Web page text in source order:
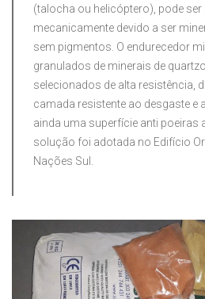
(talocha ou helicóptero), pode
mecanicamente devido a ser
sem pigmentos. O endurecedor
granulados de minerais de
selecionados de alta resistência,
camada resistente ao desgaste e
ainda uma superfície anti poeiras
solução foi adotada no Edifício
Nações Sul.